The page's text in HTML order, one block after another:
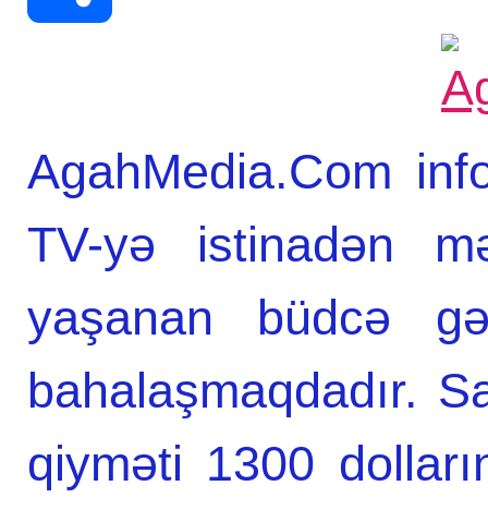
AgahMedia.Com
TV-yə istinadən
yaşanan büdcə
bahalaşmaqdadır.
qiyməti 1300